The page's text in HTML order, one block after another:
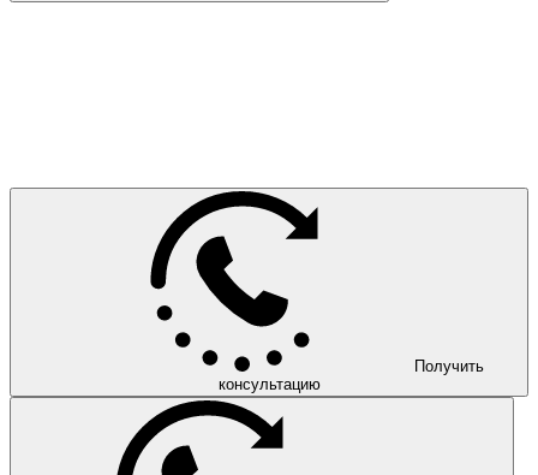
Получить
консультацию